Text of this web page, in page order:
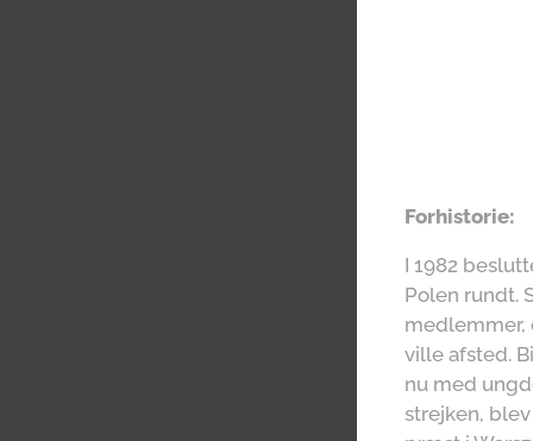
Forhistorie:
I 1982
Polen rundt.
medlemmer,
ville afsted.
nu med
strejken,